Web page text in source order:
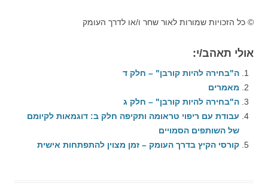
© כל הזכויות שמורות לאור שחר ו/או לדרך העומק
אולי תאהב/י:
ה"בחירה להיות קורבן" – חלק ד
מאמרים
ה"בחירה להיות קורבן" – חלק ג
עבודת עם ריפוי טראומה ותקיפה חלק ב: דוגמאות לקיומם
של השותפים הסמויים
קורסי הקיץ בדרך העומק – זמן מצוין להתפתחות אישית